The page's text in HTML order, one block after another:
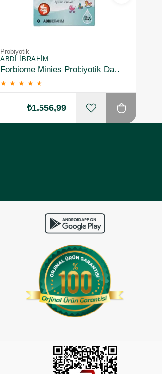
Probiyotik
ABDI İBRAHIM
Forbiome Minies Probiyotik Damla 8 ml 3 Adet
★ ★ ★ ★ ★
₺1.556,99